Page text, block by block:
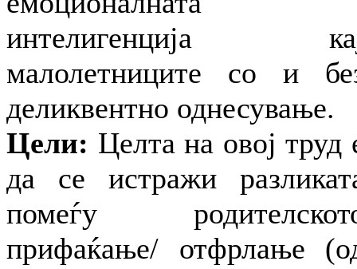
интелигенција
малолетниците со и
деликвентно однесување.
Цели: Целта на овој труд
да се истражи
помеѓу
прифаќање/ отфрлање